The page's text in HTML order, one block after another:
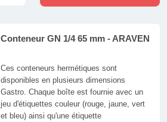
Conteneur GN 1/4 65 mm - ARAVEN
Ces conteneurs hermétiques sont
disponibles en plusieurs dimensions
Gastro. Chaque boîte est fournie avec un
jeu d'étiquettes couleur (rouge, jaune, vert
et bleu) ainsi qu'une étiquette